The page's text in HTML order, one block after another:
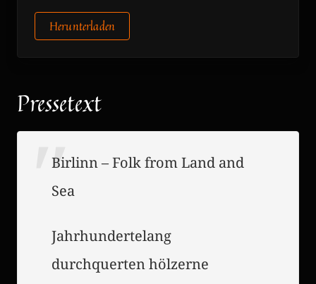
Herunterladen
Pressetext
Birlinn – Folk from Land and
Sea
Jahrhundertelang
durchquerten hölzerne